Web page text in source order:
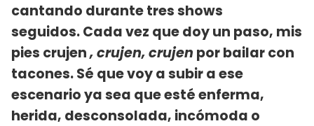
cantando durante tres shows
seguidos. Cada vez que doy un paso, mis
pies crujen, crujen, crujen por bailar con
tacones. Sé que voy a subir a ese
escenario ya sea que esté enferma,
herida, desconsolada, incómoda o